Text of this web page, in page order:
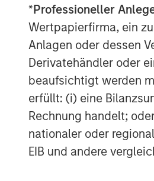
*Professioneller
Wertpapierfirma, ein
Anlagen oder dessen
Derivatehändler oder
beaufsichtigt werden
erfüllt: (i) eine
Rechnung handelt;
nationaler oder
EIB und andere
accelerate
provides
credit
more
Charlesbank on
About Carlyle
Carlyle
billion of assets